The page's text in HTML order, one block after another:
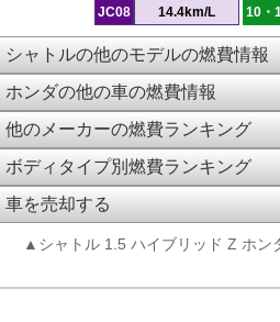
JC08 14.4km/L 10・
シャトルの他のモデルの燃費情報
ホンダの他の車の燃費情報
他のメーカーの燃費ランキング
ボディタイプ別燃費ランキング
車を売却する
▲シャトル 1.5 ハイブリッド Z ホン